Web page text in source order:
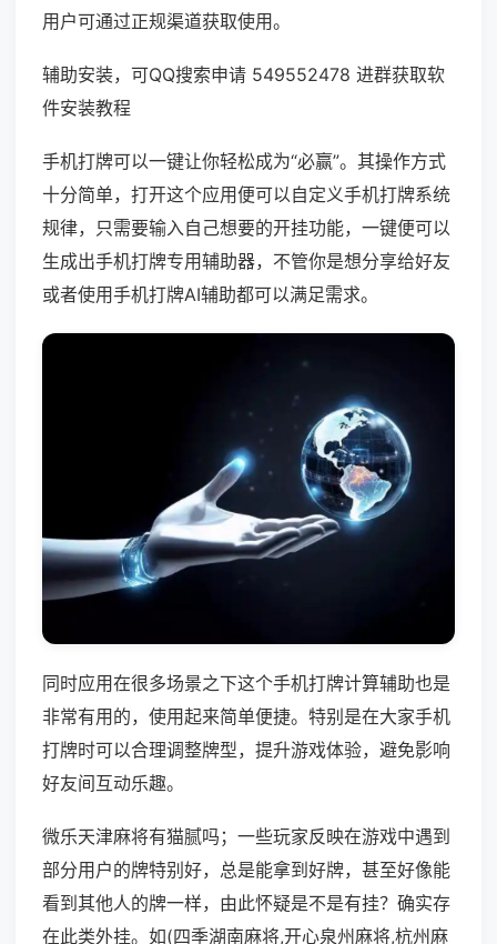
用户可通过正规渠道获取使用。
辅助安装，可QQ搜索申请 549552478 进群获取软
件安装教程
手机打牌可以一键让你轻松成为“必赢”。其操作方式
十分简单，打开这个应用便可以自定义手机打牌系统
规律，只需要输入自己想要的开挂功能，一键便可以
生成出手机打牌专用辅助器，不管你是想分享给好友
或者使用手机打牌AI辅助都可以满足需求。
同时应用在很多场景之下这个手机打牌计算辅助也是
非常有用的，使用起来简单便捷。特别是在大家手机
打牌时可以合理调整牌型，提升游戏体验，避免影响
好友间互动乐趣。
微乐天津麻将有猫腻吗；一些玩家反映在游戏中遇到
部分用户的牌特别好，总是能拿到好牌，甚至好像能
看到其他人的牌一样，由此怀疑是不是有挂？确实存
在此类外挂。如(四季湖南麻将,开心泉州麻将,杭州麻